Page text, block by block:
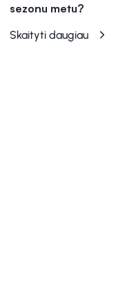
sezonu metu?
Skaityti daugiau